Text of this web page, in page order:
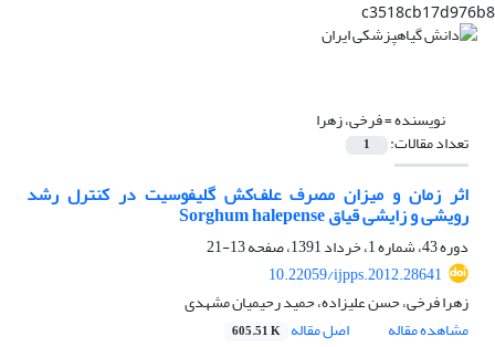
c3518cb17d976b8
نویسنده =فرخی، زهرا
تعداد مقالات: 1
اثر زمان و میزان مصرف علف‌کش گلیفوسیت در کنترل رشد
رویشی و زایشی قیاق Sorghum halepense
دوره 43، شماره 1، خرداد 1391، صفحه
13-21
10.22059/ijpps.2012.28641
زهرا فرخی، حسن علیزاده، حمید رحیمیان مشهدی
مشاهده مقاله
اصل مقاله 605.51 K